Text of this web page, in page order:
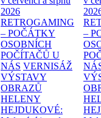
2026
RETROGAMING
– POČÁTKY
OSOBNÍCH
POČÍTAČŮ U
NÁS VERNISÁŽ
VÝSTAVY
OBRAZŮ
HELENY
HEJDUKOVÉ:
–